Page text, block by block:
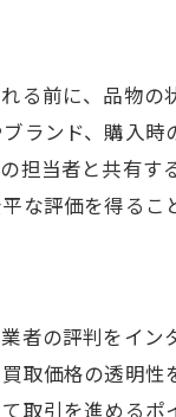
る前に、品物の
ランド、購入時
担当者と共有す
評価を得るこ
者の評判をイン
取価格の透明性
取引を進めるポ